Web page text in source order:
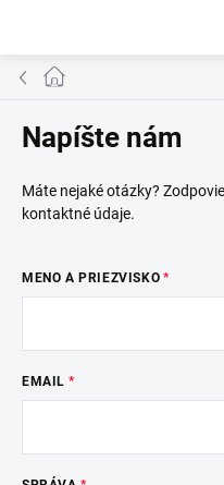
Domov
Napíšte nám
Máte nejaké otázky?
kontaktné údaje.
MENO A PRIEZVISKO
EMAIL